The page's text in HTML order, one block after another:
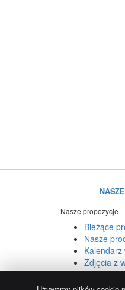
Nasze propozycje
Bieżące
Nasze
Kalendarz
Zdjęcia z